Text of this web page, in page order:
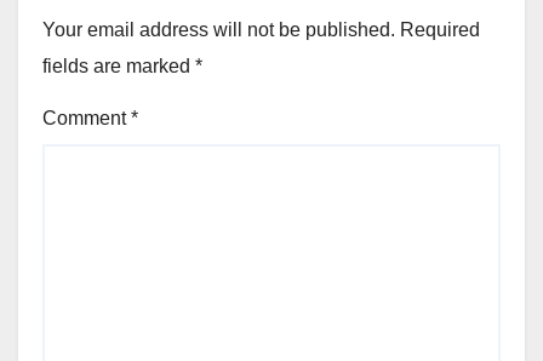
Your email address will not be published. Required
fields are marked *
Comment*